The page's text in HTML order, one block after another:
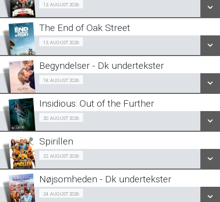
LÆS MERE
13. AUGUST 2026Billig-Bio premiere 13/08
SE ALLE DAGE
LÆS MERE
The End of Oak Street
13. AUGUST 2026
SE ALLE DAGE
LÆS MERE
Begyndelser - Dk undertekster
18. AUGUST 2026Halv-pris event 18/08
SE ALLE DAGE
LÆS MERE
Insidious: Out of the Further
20. AUGUST 2026
SE ALLE DAGE
LÆS MERE
Spirillen
22. AUGUST 2026Forpremiere 22/08
SE ALLE DAGE
Nøjsomheden - Dk undertekster
24. AUGUST 2026Forpremiere 24/08